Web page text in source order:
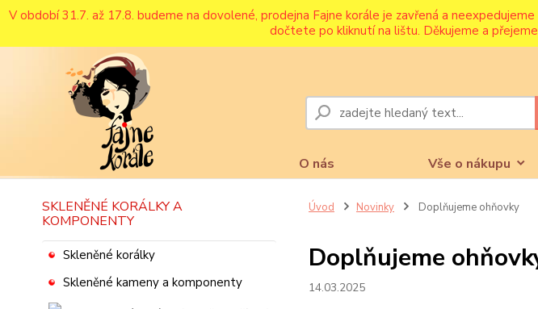
V období 31.7. až 17.8. budeme na dovolené, prodejna Fajne korále je zavřená a
dočtete po kliknutí na lištu. Děkujeme a
O nás Vše o nákupu
SKLENĚNÉ KORÁLKY A
KOMPONENTY
Skleněné korálky
Skleněné kameny a komponenty
Úvod Novinky Doplňujeme ohňovky
Doplňujeme
14.03.2025